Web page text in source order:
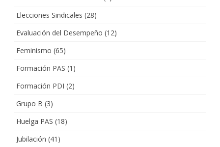
Elecciones Sindicales (28)
Evaluación del Desempeño (12)
Feminismo (65)
Formación PAS (1)
Formación PDI (2)
Grupo B (3)
Huelga PAS (18)
Jubilación (41)